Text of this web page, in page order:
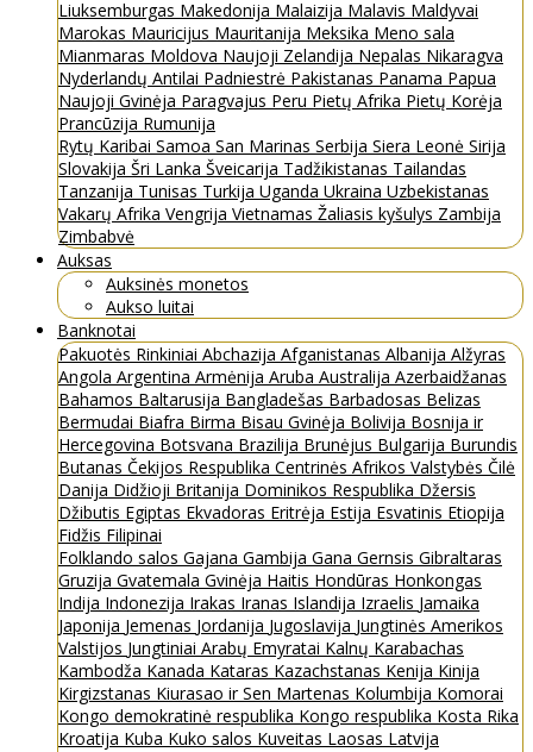
Liuksemburgas Makedonija Malaizija Malavis Maldyvai
Marokas Mauricijus Mauritanija Meksika Meno sala
Mianmaras Moldova Naujoji Zelandija Nepalas Nikaragva
Nyderlandų Antilai Padniestrė Pakistanas Panama Papua
Naujoji Gvinėja Paragvajus Peru Pietų Afrika Pietų Korėja
Prancūzija Rumunija
Rytų Karibai Samoa San Marinas Serbija Siera Leonė Sirija
Slovakija Šri Lanka Šveicarija Tadžikistanas Tailandas
Tanzanija Tunisas Turkija Uganda Ukraina Uzbekistanas
Vakarų Afrika Vengrija Vietnamas Žaliasis kyšulys Zambija
Zimbabvė
Auksas
Auksinės monetos
Aukso luitai
Banknotai
Pakuotės Rinkiniai Abchazija Afganistanas Albanija Alžyras
Angola Argentina Armėnija Aruba Australija Azerbaidžanas
Bahamos Baltarusija Bangladešas Barbadosas Belizas
Bermudai Biafra Birma Bisau Gvinėja Bolivija Bosnija ir
Hercegovina Botsvana Brazilija Brunėjus Bulgarija Burundis
Butanas Čekijos Respublika Centrinės Afrikos Valstybės Čilė
Danija Didžioji Britanija Dominikos Respublika Džersis
Džibutis Egiptas Ekvadoras Eritrėja Estija Esvatinis Etiopija
Fidžis Filipinai
Folklando salos Gajana Gambija Gana Gernsis Gibraltaras
Gruzija Gvatemala Gvinėja Haitis Hondūras Honkongas
Indija Indonezija Irakas Iranas Islandija Izraelis Jamaika
Japonija Jemenas Jordanija Jugoslavija Jungtinės Amerikos
Valstijos Jungtiniai Arabų Emyratai Kalnų Karabachas
Kambodža Kanada Kataras Kazachstanas Kenija Kinija
Kirgizstanas Kiurasao ir Sen Martenas Kolumbija Komorai
Kongo demokratinė respublika Kongo respublika Kosta Rika
Kroatija Kuba Kuko salos Kuveitas Laosas Latvija